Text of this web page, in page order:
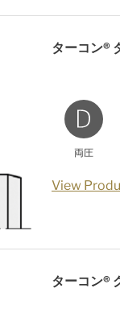
ターコン®
両圧
View
ターコン®